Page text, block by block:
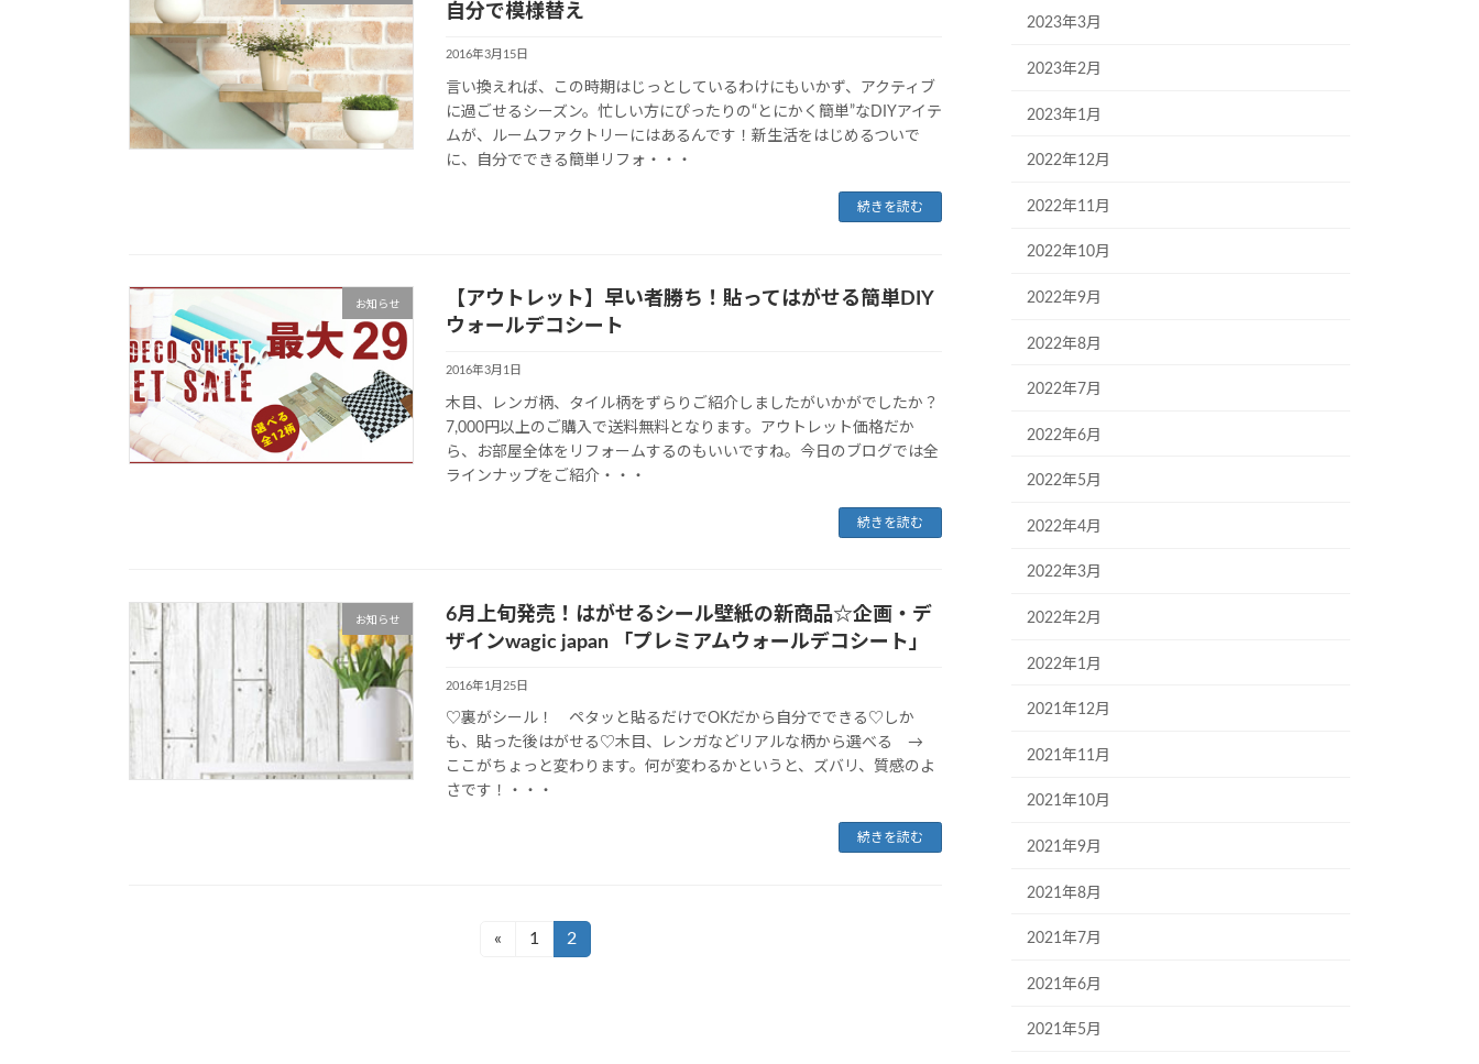
自分で模様替え
2016年3月15日
言い換えれば、この時期はじっとしているわけにもいかず、アクティブ
に過ごせるシーズン。忙しい方にぴったりの“とにかく簡単”なDIYアイテ
ムが、ルームファクトリーにはあるんです！新生活をはじめるついで
に、自分でできる簡単リフォ・・・
続きを読む
お知らせ
【アウトレット】早い者勝ち！貼ってはがせる簡単DIY
ウォールデコシート
2016年3月1日
木目、レンガ柄、タイル柄をずらりご紹介しましたがいかがでしたか？
7,000円以上のご購入で送料無料となります。アウトレット価格だか
ら、お部屋全体をリフォームするのもいいですね。今日のブログでは全
ラインナップをご紹介・・・
続きを読む
お知らせ
6月上旬発売！はがせるシール壁紙の新商品☆企画・デ
ザインwagic japan 「プレミアムウォールデコシート」
2016年1月25日
♡裏がシール！ ペタッと貼るだけでOKだから自分でできる♡しか
も、貼った後はがせる♡木目、レンガなどリアルな柄から選べる →
ここがちょっと変わります。何が変わるかというと、ズバリ、質感のよ
さです！・・・
続きを読む
«
固
1
固
2
2023年3月
2023年2月
2023年1月
2022年12月
2022年11月
2022年10月
2022年9月
2022年8月
2022年7月
2022年6月
2022年5月
2022年4月
2022年3月
2022年2月
2022年1月
2021年12月
2021年11月
2021年10月
2021年9月
2021年8月
2021年7月
2021年6月
2021年5月